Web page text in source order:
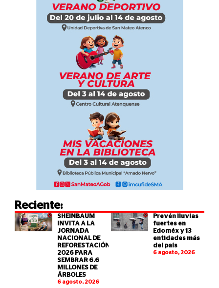
Reciente:
SHEINBAUM
INVITA A LA
JORNADA
NACIONAL DE
REFORESTACIÓN
2026 PARA
SEMBRAR 6.6
MILLONES DE
ÁRBOLES
6 agosto, 2026
Prevén lluvias
fuertes en
Edoméx y 13
entidades más
del país
6 agosto, 2026